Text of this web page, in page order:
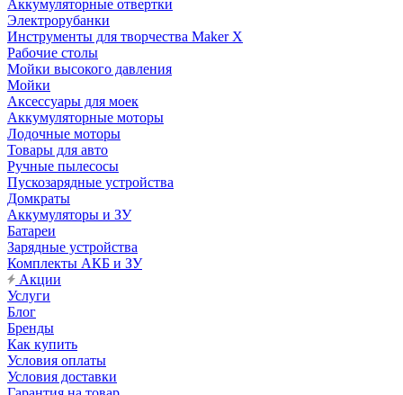
Аккумуляторные отвертки
Электрорубанки
Инструменты для творчества Maker X
Рабочие столы
Мойки высокого давления
Мойки
Аксессуары для моек
Аккумуляторные моторы
Лодочные моторы
Товары для авто
Ручные пылесосы
Пускозарядные устройства
Домкраты
Аккумуляторы и ЗУ
Батареи
Зарядные устройства
Комплекты АКБ и ЗУ
Акции
Услуги
Блог
Бренды
Как купить
Условия оплаты
Условия доставки